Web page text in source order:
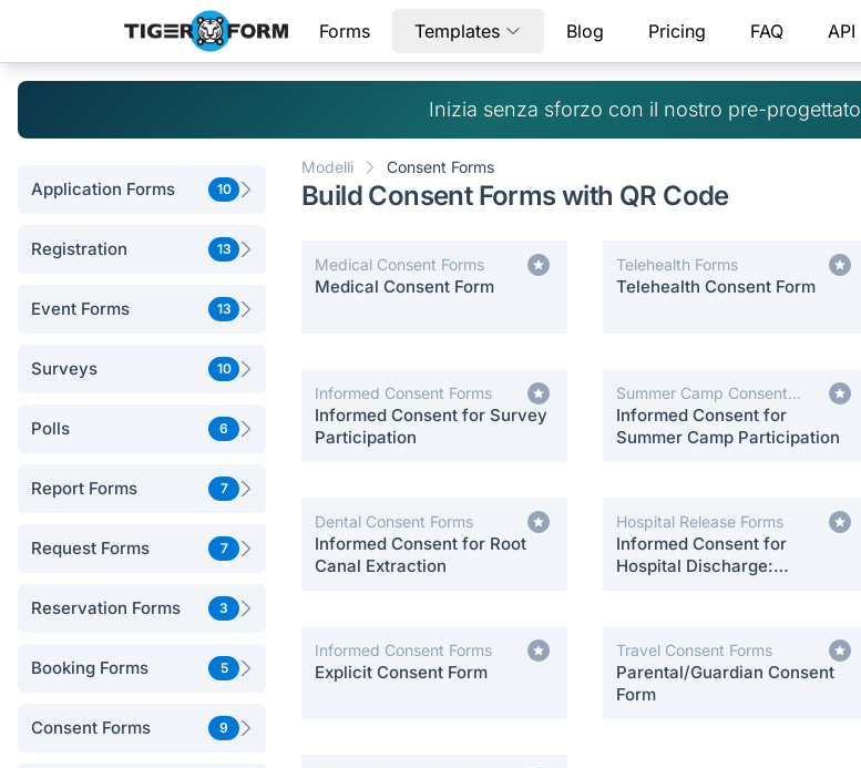
Forms Templates Blog Pricing FAQ API
Inizia senza sforzo con il nostro pre-progettato
Application Forms 10
Registration 13
Event Forms 13
Surveys 10
Polls 6
Report Forms 7
Request Forms 7
Reservation Forms 3
Booking Forms 5
Consent Forms 9
Modelli Consent Forms
Build Consent Forms with QR Code
Medical Consent Forms
Medical Consent Form
Telehealth Forms
Telehealth Consent Form
Informed Consent Forms
Informed Consent for Survey
Participation
Summer Camp Consent
Forms
Informed Consent for
Summer Camp Participation
Dental Consent Forms
Informed Consent for Root
Canal Extraction
Hospital Release Forms
Informed Consent for
Hospital Discharge:
Informed Consent Forms
Explicit Consent Form
Travel Consent Forms
Parental/Guardian Consent
Form